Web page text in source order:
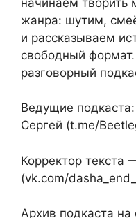
жанра: шутим,
и рассказываем
свободный
разговорный
Ведущие
Сергей (t.me/
Корректор текста
(vk.com/
Архив подкаста